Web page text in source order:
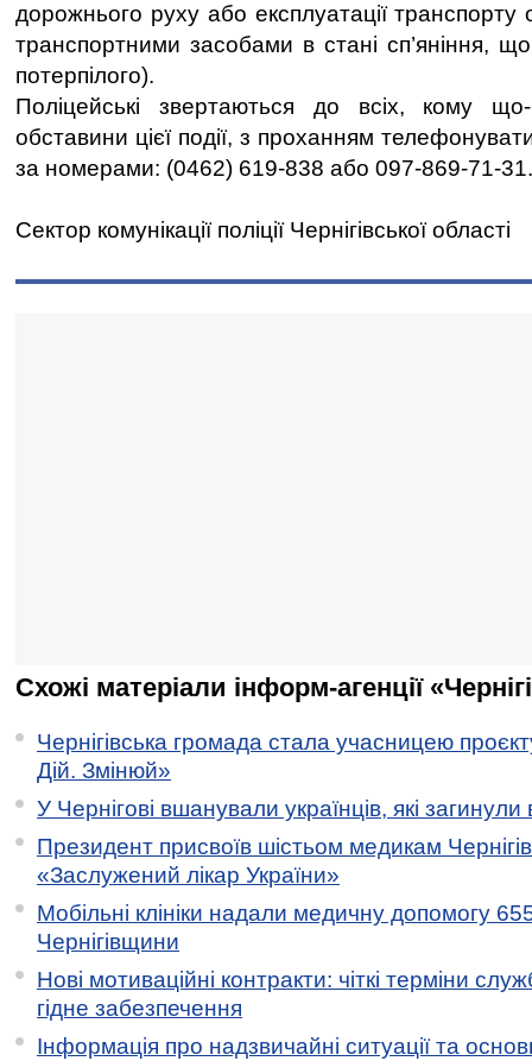
дорожнього руху або експлуатації транспорту
транспортними засобами в стані сп’яніння,
потерпілого).
Поліцейські звертаються до всіх, кому
обставини цієї події, з проханням
за номерами: (0462) 619-838 або 097-869-71-31.
Сектор комунікації поліції Чернігівської області
Схожі матеріали інформ-агенції
Чернігівська громада стала учасницею
Дій. Змінюй»
У Чернігові вшанували українців, які загинули
Президент присвоїв шістьом медикам
«Заслужений лікар України»
Мобільні клініки надали медичну допомогу
Чернігівщини
Нові мотиваційні контракти: чіткі терміни
гідне забезпечення
Інформація про надзвичайні ситуації та